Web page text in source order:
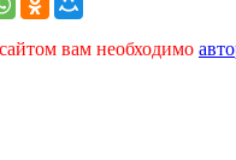
вам необходимо